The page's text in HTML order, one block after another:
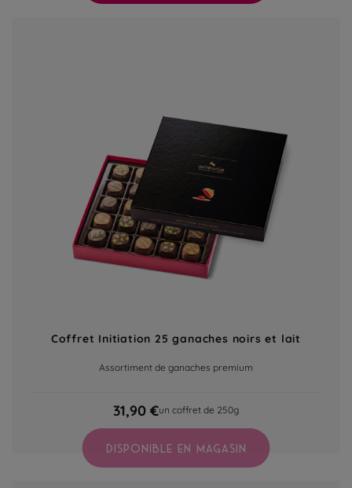
Coffret Initiation 25 ganaches noirs et lait
Assortiment de ganaches premium
31,90 €un coffret de 250g
DISPONIBLE EN MAGASIN